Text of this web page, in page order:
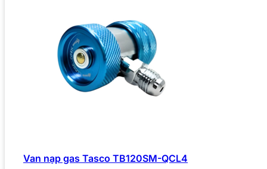
Van nạp gas Tasco TB120SM-QCL4